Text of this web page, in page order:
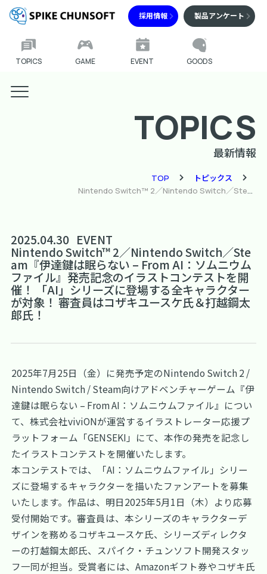
採用情報 製品アンケート
TOPICS GAME EVENT GOODS
TOPICS
最新情報
TOP
トピックス
Nintendo Switch™ 2／Nintendo Switch／Steam『伊達鍵は眠らない – From AI：ソムニウムファイル』発売記念のイラストコンテストを開催！ 「AI」シリーズに登場する全キャラクターが対象！ 審査員はコザキユースケ氏＆打越鋼太郎氏！
2025.04.30 EVENT
Nintendo Switch™ 2／Nintendo Switch／Ste
am『伊達鍵は眠らない – From AI：ソムニウム
ファイル』発売記念のイラストコンテストを開
催！ 「AI」シリーズに登場する全キャラクター
が対象！ 審査員はコザキユースケ氏＆打越鋼太
郎氏！
2025年7月25日（金）に発売予定のNintendo Switch 2 /
Nintendo Switch / Steam向けアドベンチャーゲーム『伊
達鍵は眠らない – From AI：ソムニウムファイル』につい
て、株式会社viviONが運営するイラストレーター応援プ
ラットフォーム「GENSEKI」にて、本作の発売を記念し
たイラストコンテストを開催いたします。
本コンテストでは、「AI：ソムニウムファイル」シリー
ズに登場するキャラクターを描いたファンアートを募集
いたします。作品は、明日2025年5月1日（木）より応募
受付開始です。審査員は、本シリーズのキャラクターデ
ザインを務めるコザキユースケ氏、シリーズディレクタ
ーの打越鋼太郎氏、スパイク・チュンソフト開発スタッ
フ一同が担当。受賞者には、Amazonギフト券やコザキ氏